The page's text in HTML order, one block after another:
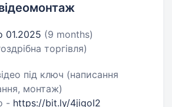
01.2025 (9 months)
торгівля)
під ключ (написання
монтаж)
- https://bit.ly/4jigoI2